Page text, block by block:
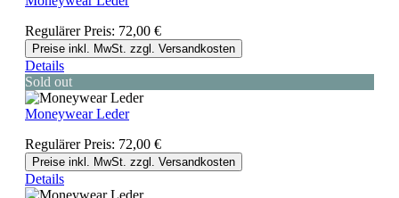
Regulärer Preis: 72,00 €
Preise inkl. MwSt. zzgl. Versandkosten
Details
Sold out
Moneywear Leder
Regulärer Preis: 72,00 €
Preise inkl. MwSt. zzgl. Versandkosten
Details